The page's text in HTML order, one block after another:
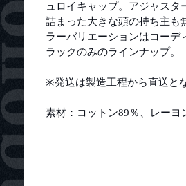
ュロイキャップ。アジャスタ
詰まった大きな頭の持ち主も
ラーバリエーションはコーデ
ラックのみのラインナップ。
※発送は製造工程から直送と
素材：コットン89％、レーヨ